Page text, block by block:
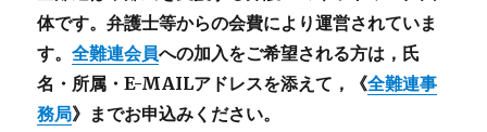
体です。弁護士等からの会費により運営されていま
す。全難連会員への加入をご希望される方は，氏
名・所属・E-MAILアドレスを添えて，《全難連事
務局》までお申込みください。